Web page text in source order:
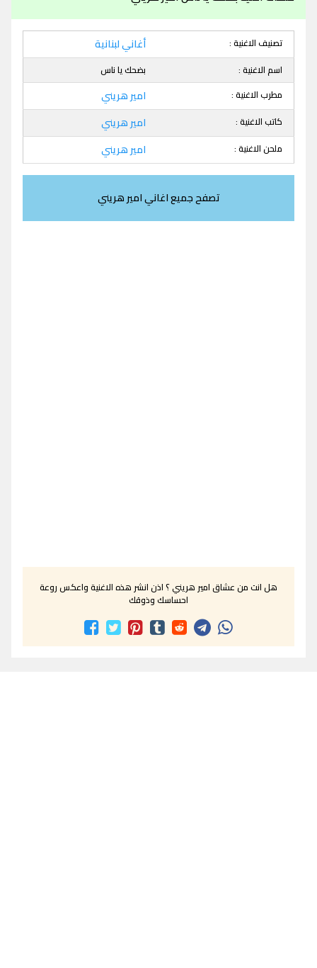
تصنيف الاغنية : أغاني لبنانية
اسم الاغنية :
بضحك يا ناس
مطرب الاغنية :
امير هريني
كاتب الاغنية : امير هريني
ملحن الاغنية : امير هريني
تصفح جميع اغاني امير هريني
هل انت من عشاق امير هريني ؟ اذن انشر هذه الاغنية واعكس روعة
احساسك وذوقك